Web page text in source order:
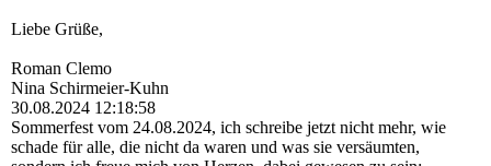
Liebe Grüße,
Roman Clemo
Nina Schirmeier-Kuhn
30.08.2024 12:18:58
Sommerfest vom 24.08.2024, ich schreibe jetzt nicht mehr, wie
schade für alle, die nicht da waren und was sie versäumten,